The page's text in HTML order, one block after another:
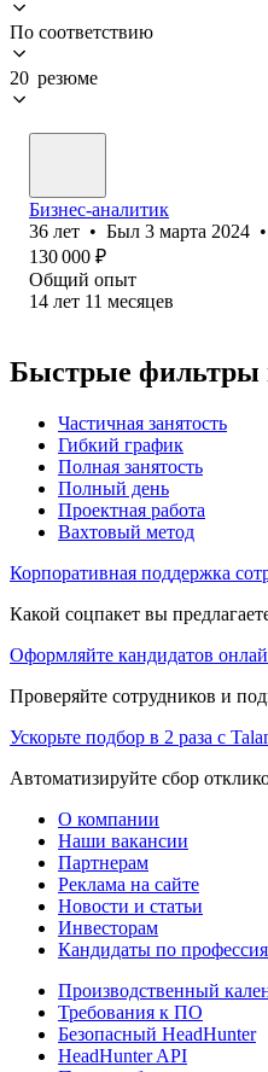
По соответствию
20 резюме
Бизнес-аналитик
36 лет • Был 3 марта 2024 •
130 000 ₽
Общий опыт
14 лет 11 месяцев
Быстрые фильтры
Частичная занятость
Гибкий график
Полная занятость
Полный день
Проектная работа
Вахтовый метод
Корпоративная поддержка
Какой соцпакет вы
Оформляйте кандидатов
Проверяйте сотрудников и
Ускорьте подбор в 2 раза с
Автоматизируйте сбор
О компании
Наши вакансии
Партнерам
Реклама на сайте
Новости и статьи
Инвесторам
Кандидаты по
Производственный
Требования к ПО
Безопасный HeadHunter
HeadHunter API